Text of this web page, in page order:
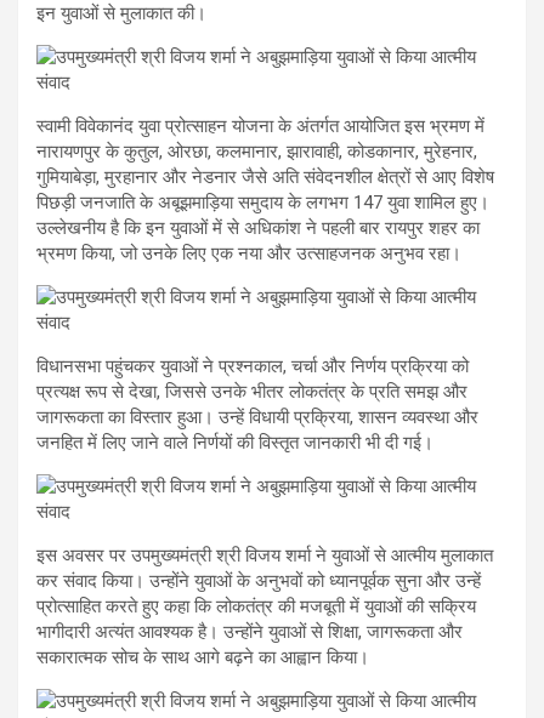
इन युवाओं से मुलाकात की।
स्वामी विवेकानंद युवा प्रोत्साहन योजना के अंतर्गत आयोजित इस भ्रमण में
नारायणपुर के कुतुल, ओरछा, कलमानार, झारावाही, कोडकानार, मुरेहनार,
गुमियाबेड़ा, मुरहानार और नेडनार जैसे अति संवेदनशील क्षेत्रों से आए विशेष
पिछड़ी जनजाति के अबूझमाड़िया समुदाय के लगभग 147 युवा शामिल हुए।
उल्लेखनीय है कि इन युवाओं में से अधिकांश ने पहली बार रायपुर शहर का
भ्रमण किया, जो उनके लिए एक नया और उत्साहजनक अनुभव रहा।
विधानसभा पहुंचकर युवाओं ने प्रश्नकाल, चर्चा और निर्णय प्रक्रिया को
प्रत्यक्ष रूप से देखा, जिससे उनके भीतर लोकतंत्र के प्रति समझ और
जागरूकता का विस्तार हुआ। उन्हें विधायी प्रक्रिया, शासन व्यवस्था और
जनहित में लिए जाने वाले निर्णयों की विस्तृत जानकारी भी दी गई।
इस अवसर पर उपमुख्यमंत्री श्री विजय शर्मा ने युवाओं से आत्मीय मुलाकात
कर संवाद किया। उन्होंने युवाओं के अनुभवों को ध्यानपूर्वक सुना और उन्हें
प्रोत्साहित करते हुए कहा कि लोकतंत्र की मजबूती में युवाओं की सक्रिय
भागीदारी अत्यंत आवश्यक है। उन्होंने युवाओं से शिक्षा, जागरूकता और
सकारात्मक सोच के साथ आगे बढ़ने का आह्वान किया।